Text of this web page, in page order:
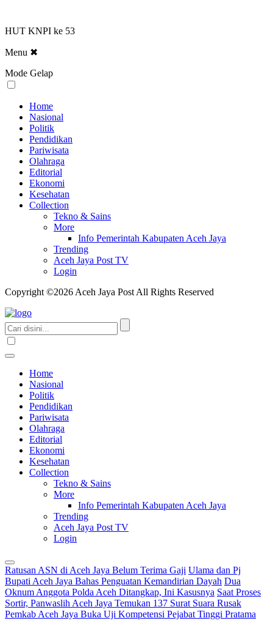
HUT KNPI ke 53
Menu ✖
Mode Gelap
Home
Nasional
Politik
Pendidikan
Pariwisata
Olahraga
Editorial
Ekonomi
Kesehatan
Collection
Tekno & Sains
More
Info Pemerintah Kabupaten Aceh Jaya
Trending
Aceh Jaya Post TV
Login
Copyright ©2026 Aceh Jaya Post All Rights Reserved
Home
Nasional
Politik
Pendidikan
Pariwisata
Olahraga
Editorial
Ekonomi
Kesehatan
Collection
Tekno & Sains
More
Info Pemerintah Kabupaten Aceh Jaya
Trending
Aceh Jaya Post TV
Login
Ratusan ASN di Aceh Jaya Belum Terima Gaji Ulama dan Pj
Bupati Aceh Jaya Bahas Penguatan Kemandirian Dayah Dua
Oknum Anggota Polda Aceh Ditangkap, Ini Kasusnya Saat Proses
Sortir, Panwaslih Aceh Jaya Temukan 137 Surat Suara Rusak
Pemkab Aceh Jaya Buka Uji Kompetensi Pejabat Tinggi Pratama